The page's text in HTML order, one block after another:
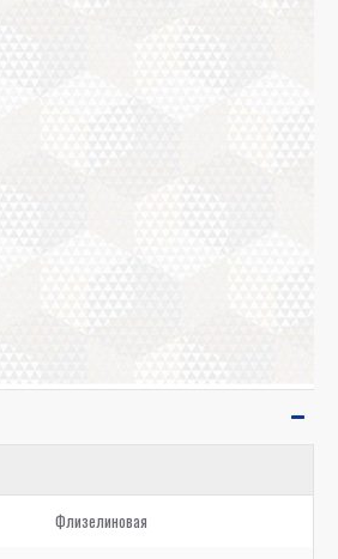
Флизелиновая